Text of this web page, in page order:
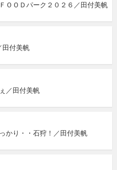
ＯＯＤパーク２０２６／田付美帆
田付美帆
／田付美帆
かり・・石狩！／田付美帆